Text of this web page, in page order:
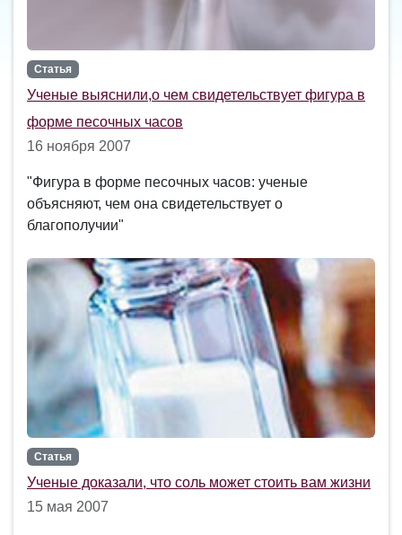
Статья
Ученые выяснили,о чем свидетельствует фигура в
форме песочных часов
16 ноября 2007
"Фигура в форме песочных часов: ученые
объясняют, чем она свидетельствует о
благополучии"
Статья
Ученые доказали, что соль может стоить вам жизни
15 мая 2007